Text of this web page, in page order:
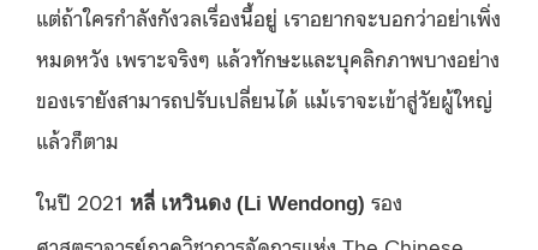
แต่ถ้าใครกำลังกังวลเรื่องนี้อยู่ เราอยากจะบอกว่าอย่าเพิ่ง
หมดหวัง เพราะจริงๆ แล้วทักษะและบุคลิกภาพบางอย่าง
ของเรายังสามารถปรับเปลี่ยนได้ แม้เราจะเข้าสู่วัยผู้ใหญ่
แล้วก็ตาม
ในปี 2021 หลี่ เหวินดง (Li Wendong) รอง